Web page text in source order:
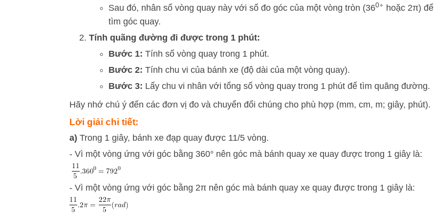
Sau đó, nhân số vòng quay này với số đo góc của một vòng tròn (360∘ hoặc 2π) để
tìm góc quay.
Tính quãng đường đi được trong 1 phút:
Bước 1: Tính số vòng quay trong 1 phút.
Bước 2: Tính chu vi của bánh xe (độ dài của một vòng quay).
Bước 3: Lấy chu vi nhân với tổng số vòng quay trong 1 phút để tìm quãng đường.
Hãy nhớ chú ý đến các đơn vị đo và chuyển đổi chúng cho phù hợp (mm, cm, m; giây, phút).
Lời giải chi tiết:
a) Trong 1 giây, bánh xe đạp quay được 11/5 vòng.
- Vì một vòng ứng với góc bằng 360° nên góc mà bánh quay xe quay được trong 1 giây là:
- Vì một vòng ứng với góc bằng 2π nên góc mà bánh quay xe quay được trong 1 giây là: